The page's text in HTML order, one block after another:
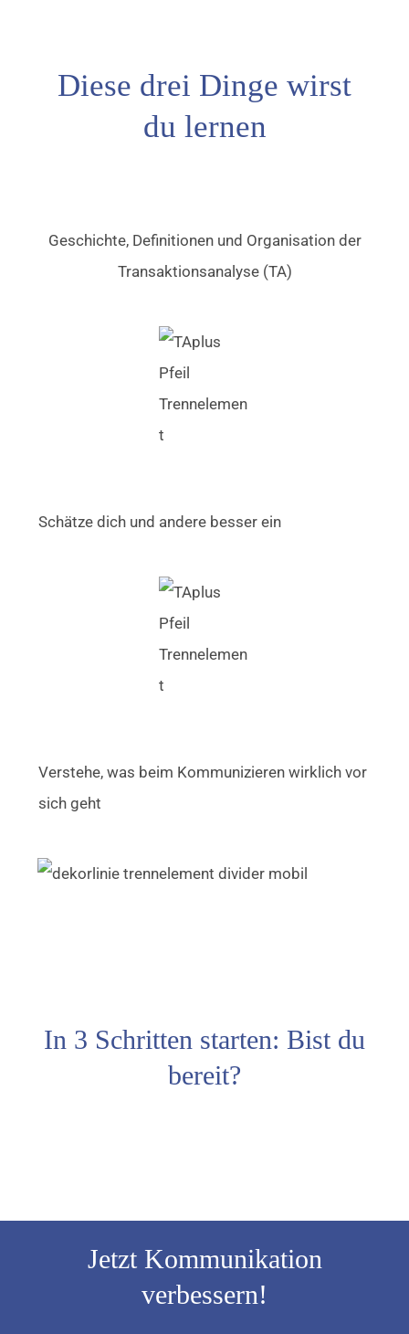
Diese drei Dinge wirst
du lernen
Geschichte, Definitionen und Organisation der
Transaktionsanalyse (TA)
Schätze dich und andere besser ein
Verstehe, was beim Kommunizieren wirklich vor
sich geht
In 3 Schritten starten: Bist du
bereit?
Jetzt Kommunikation
verbessern!